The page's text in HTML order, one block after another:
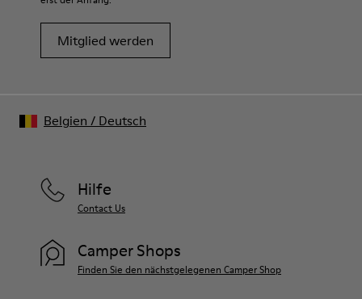
Mitglied werden
Hilfe
Contact Us
Camper Shops
Finden Sie den nächstgelegenen Camper Shop
Belgien / Deutsch